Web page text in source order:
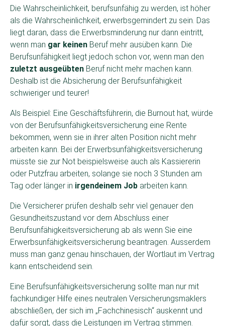
Die Wahrscheinlichkeit, berufsunfähig zu werden, ist höher
als die Wahrscheinlichkeit, erwerbsgemindert zu sein. Das
liegt daran, dass die Erwerbsminderung nur dann eintritt,
wenn man gar keinen Beruf mehr ausüben kann. Die
Berufsunfähigkeit liegt jedoch schon vor, wenn man den
zuletzt ausgeübten Beruf nicht mehr machen kann.
Deshalb ist die Absicherung der Berufsunfähigkeit
schwieriger und teurer!
Als Beispiel: Eine Geschäftsführerin, die Burnout hat, würde
von der Berufsunfähigkeitsversicherung eine Rente
bekommen, wenn sie in ihrer alten Position nicht mehr
arbeiten kann. Bei der Erwerbsunfähigkeitsversicherung
müsste sie zur Not beispielsweise auch als Kassiererin
oder Putzfrau arbeiten, solange sie noch 3 Stunden am
Tag oder länger in irgendeinem Job arbeiten kann.
Die Versicherer prüfen deshalb sehr viel genauer den
Gesundheitszustand vor dem Abschluss einer
Berufsunfähigkeitsversicherung ab als wenn Sie eine
Erwerbsunfähigkeitsversicherung beantragen. Ausserdem
muss man ganz genau hinschauen, der Wortlaut im Vertrag
kann entscheidend sein.
Eine Berufsunfähigkeitsversicherung sollte man nur mit
fachkundiger Hilfe eines neutralen Versicherungsmaklers
abschließen, der sich im „Fachchinesisch“ auskennt und
dafür sorgt, dass die Leistungen im Vertrag stimmen.